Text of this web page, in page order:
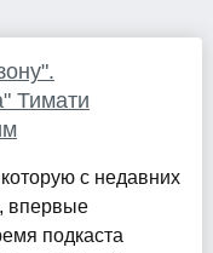
Тимати
с недавних
впервые
подкаста